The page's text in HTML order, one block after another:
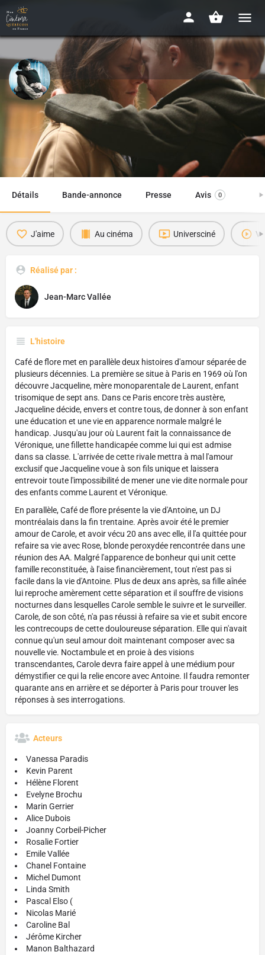
Café de flore
2011 - 2h09
Date de sortie
25 janvier 2012 Disponibilité : EN LIGNE
Détails Bande-annonce Presse Avis 0
J'aime Au cinéma Universciné
Réalisé par :
Jean-Marc Vallée
L'histoire
Café de flore met en parallèle deux histoires d'amour séparée de
plusieurs décennies. La première se situe à Paris en 1969 où l'on
découvre Jacqueline, mère monoparentale de Laurent, enfant
trisomique de sept ans. Dans ce Paris encore très austère,
Jacqueline décide, envers et contre tous, de donner à son enfant
une éducation et une vie en apparence normale malgré le
handicap. Jusqu'au jour où Laurent fait la connaissance de
Véronique, une fillette handicapée comme lui qui est admise
dans sa classe. L'arrivée de cette rivale mettra à mal l'amour
exclusif que Jacqueline voue à son fils unique et laissera
entrevoir toute l'impossibilité de mener une vie dite normale pour
des enfants comme Laurent et Véronique.
En parallèle, Café de flore présente la vie d'Antoine, un DJ
montréalais dans la fin trentaine. Après avoir été le premier
amour de Carole, et avoir vécu 20 ans avec elle, il l'a quittée pour
refaire sa vie avec Rose, blonde peroxydée rencontrée dans une
réunion des AA. Malgré l'apparence de bonheur qui unit cette
famille reconstituée, à l'aise financièrement, tout n'est pas si
facile dans la vie d'Antoine. Plus de deux ans après, sa fille aînée
lui reproche amèrement cette séparation et il souffre de visions
nocturnes dans lesquelles Carole semble le suivre et le surveiller.
Carole, de son côté, n'a pas réussi à refaire sa vie et subit encore
les contrecoups de cette douloureuse séparation. Elle qui n'avait
connue qu'un seul amour doit maintenant composer avec sa
nouvelle vie. Noctambule et en proie à des visions
transcendantes, Carole devra faire appel à une médium pour
démystifier ce qui la relie encore avec Antoine. Il faudra remonter
quarante ans en arrière et se déporter à Paris pour trouver les
réponses à ses interrogations.
Acteurs
Vanessa Paradis
Kevin Parent
Hélène Florent
Evelyne Brochu
Marin Gerrier
Alice Dubois
Joanny Corbeil-Picher
Rosalie Fortier
Emile Vallée
Chanel Fontaine
Michel Dumont
Linda Smith
Pascal Elso (
Nicolas Marié
Caroline Bal
Jérôme Kircher
Manon Balthazard